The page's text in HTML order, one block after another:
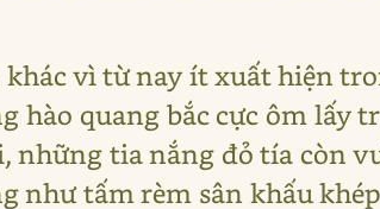
vì từ nay ít xuất hiện
hào quang bắc cực ôm lấy
những tia nắng đỏ tía còn
như tấm rèm sân khấu